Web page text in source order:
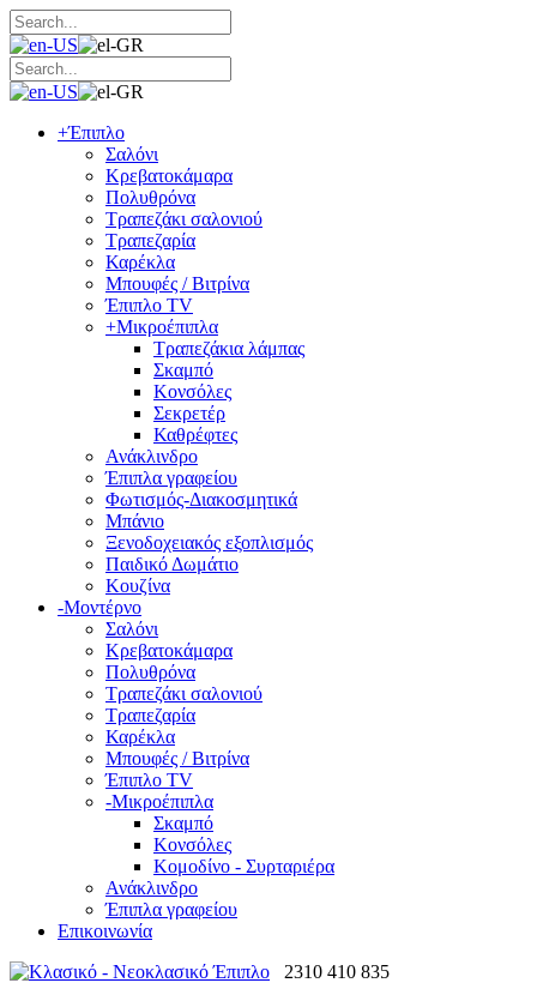
+Έπιπλο
Σαλόνι
Κρεβατοκάμαρα
Πολυθρόνα
Τραπεζάκι σαλονιού
Τραπεζαρία
Καρέκλα
Μπουφές / Βιτρίνα
Έπιπλο TV
+Μικροέπιπλα
Τραπεζάκια λάμπας
Σκαμπό
Κονσόλες
Σεκρετέρ
Καθρέφτες
Ανάκλινδρο
Έπιπλα γραφείου
Φωτισμός-Διακοσμητικά
Μπάνιο
Ξενοδοχειακός εξοπλισμός
Παιδικό Δωμάτιο
Κουζίνα
-Μοντέρνο
Σαλόνι
Κρεβατοκάμαρα
Πολυθρόνα
Τραπεζάκι σαλονιού
Τραπεζαρία
Καρέκλα
Μπουφές / Βιτρίνα
Έπιπλο TV
-Μικροέπιπλα
Σκαμπό
Κονσόλες
Κομοδίνο - Συρταριέρα
Ανάκλινδρο
Έπιπλα γραφείου
Επικοινωνία
2310 410 835